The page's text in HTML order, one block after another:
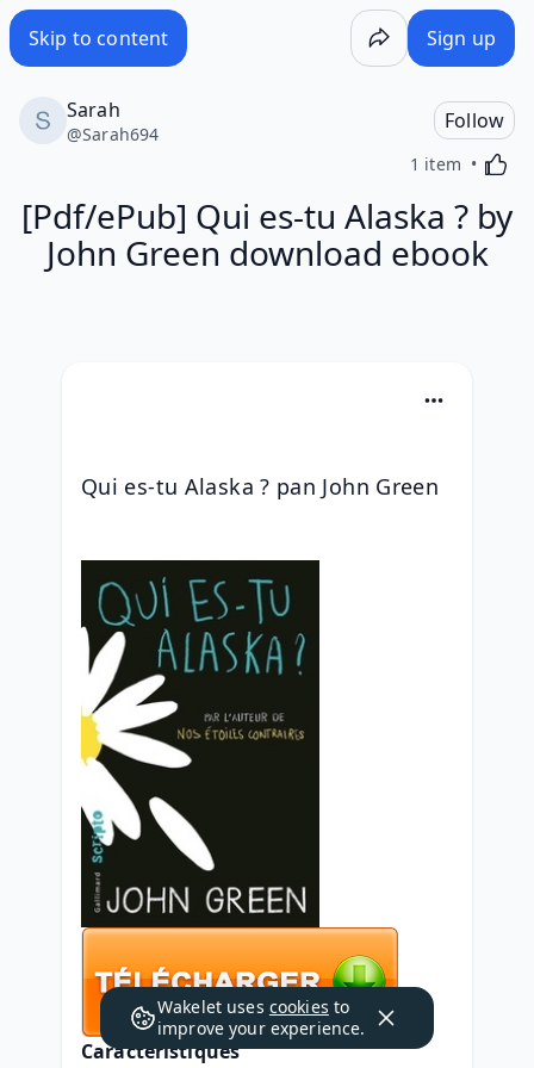
Skip to content Sign up
Sarah
@Sarah694
Follow
1 item
[Pdf/ePub] Qui es-tu Alaska ? by
John Green download ebook
Qui es-tu Alaska ? pan John Green
Caractéristiques
Wakelet uses cookies to
improve your experience.